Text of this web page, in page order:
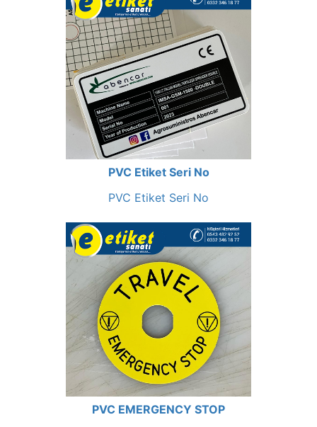
PVC Etiket Seri No
PVC Etiket Seri No
PVC EMERGENCY STOP